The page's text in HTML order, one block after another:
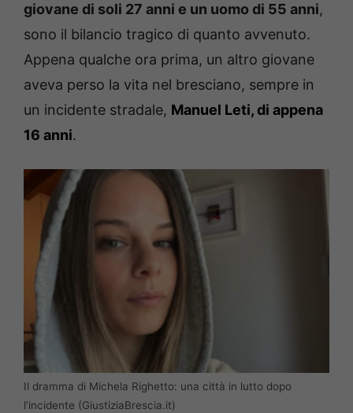
giovane di soli 27 anni e un uomo di 55 anni,
sono il bilancio tragico di quanto avvenuto.
Appena qualche ora prima, un altro giovane
aveva perso la vita nel bresciano, sempre in
un incidente stradale, Manuel Leti, di appena
16 anni.
Il dramma di Michela Righetto: una città in lutto dopo
l’incidente (GiustiziaBrescia.it)